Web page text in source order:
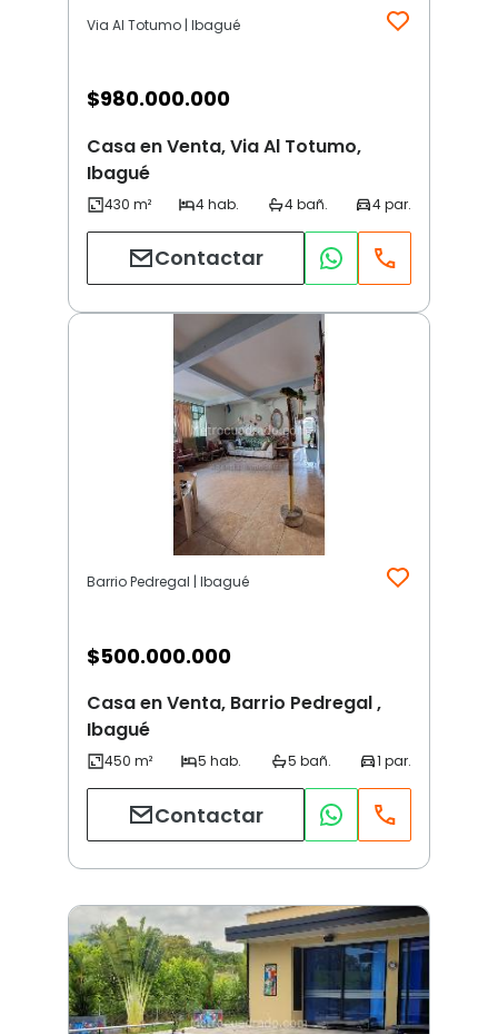
Via Al Totumo | Ibagué
$980.000.000
Casa en Venta, Via Al Totumo,
Ibagué
Contactar
Barrio Pedregal | Ibagué
$500.000.000
Casa en Venta, Barrio Pedregal ,
Ibagué
Contactar